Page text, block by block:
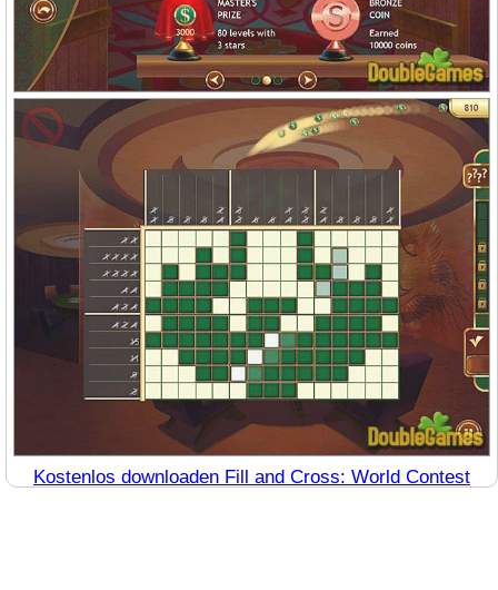
Kostenlos downloaden Fill and Cross: World Contest